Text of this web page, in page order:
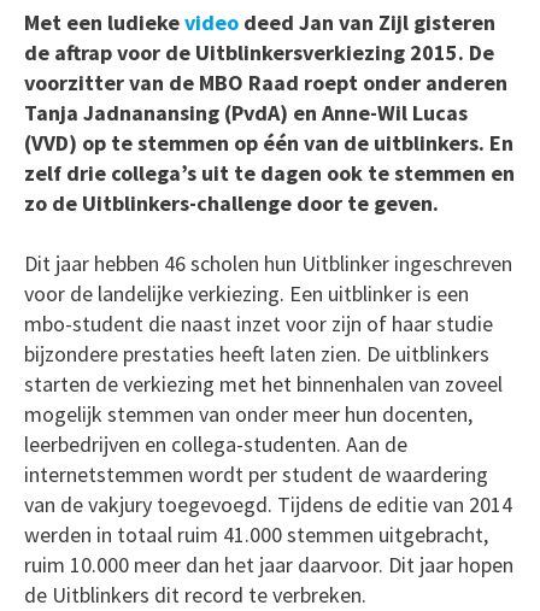
Met een ludiekevideo deed Jan van Zijl gisteren
de aftrap voor de Uitblinkersverkiezing 2015. De
voorzitter van de MBO Raad roept onder anderen
Tanja Jadnanansing (PvdA) en Anne-Wil Lucas
(VVD) op te stemmen op één van de uitblinkers. En
zelf drie collega’s uit te dagen ook te stemmen en
zo de Uitblinkers-challenge door te geven.
Dit jaar hebben 46 scholen hun Uitblinker ingeschreven
voor de landelijke verkiezing. Een uitblinker is een
mbo-student die naast inzet voor zijn of haar studie
bijzondere prestaties heeft laten zien. De uitblinkers
starten de verkiezing met het binnenhalen van zoveel
mogelijk stemmen van onder meer hun docenten,
leerbedrijven en collega-studenten. Aan de
internetstemmen wordt per student de waardering
van de vakjury toegevoegd. Tijdens de editie van 2014
werden in totaal ruim 41.000 stemmen uitgebracht,
ruim 10.000 meer dan het jaar daarvoor. Dit jaar hopen
de Uitblinkers dit record te verbreken.